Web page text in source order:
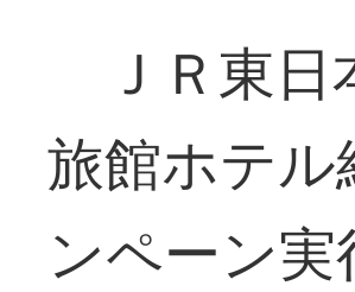
ＪＲ東日
旅館ホテ
ンペーン